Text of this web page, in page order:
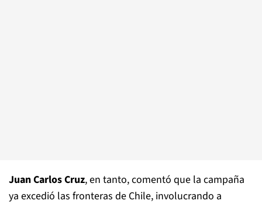
Juan Carlos Cruz, en tanto, comentó que la campaña
ya excedió las fronteras de Chile, involucrando a